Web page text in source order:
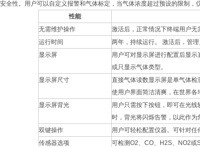
全性。用户可以自定义报警和气体标定，当气体浓度超过预设的限制，
性能
无需维护操作
激活后，正常情况下终端用户无
运行时间
两年，持续运行。 激活后，管
显示屏
用户可对显示屏进行配置后显示
或只显示气体类型。
显示屏尺寸
直接气体读数显示屏是单气体
使用户界面简洁清爽，在世界各
显示屏背光
用户只需按下按钮，即可在光
时，背光将闪烁告警，以此作为
双键操作
用户可轻松配置仪器。可针对任
传感器选项
可检测O2、CO、H2S、NO2或